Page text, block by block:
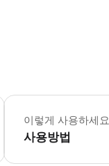
* 소요시간 : 420분 (옵션
이렇게 사용하세요
사용방법